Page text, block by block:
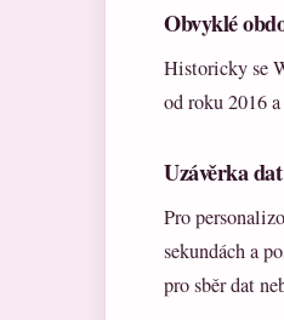
Obvyklé
Historicky se
od roku 2016
Uzávěrka
Pro
sekundách a
pro sběr dat